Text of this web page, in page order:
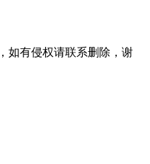
如有侵权请联系删除，谢